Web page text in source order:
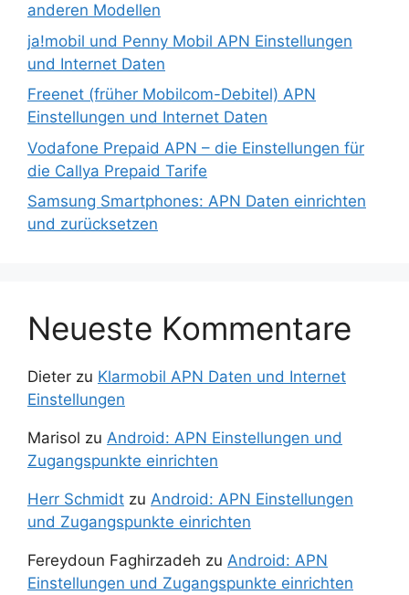
anderen Modellen
ja!mobil und Penny Mobil APN Einstellungen
und Internet Daten
Freenet (früher Mobilcom-Debitel) APN
Einstellungen und Internet Daten
Vodafone Prepaid APN – die Einstellungen für
die Callya Prepaid Tarife
Samsung Smartphones: APN Daten einrichten
und zurücksetzen
Neueste Kommentare
Dieter zu Klarmobil APN Daten und Internet
Einstellungen
Marisol zu Android: APN Einstellungen und
Zugangspunkte einrichten
Herr Schmidt zu Android: APN Einstellungen
und Zugangspunkte einrichten
Fereydoun Faghirzadeh zu Android: APN
Einstellungen und Zugangspunkte einrichten